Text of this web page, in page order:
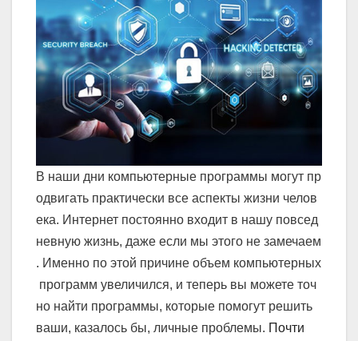
В наши дни компьютерные программы могут пр
одвигать практически все аспекты жизни челов
ека. Интернет постоянно входит в нашу повсед
невную жизнь, даже если мы этого не замечаем
. Именно по этой причине объем компьютерных
программ увеличился, и теперь вы можете точ
но найти программы, которые помогут решить
ваши, казалось бы, личные проблемы. Почти